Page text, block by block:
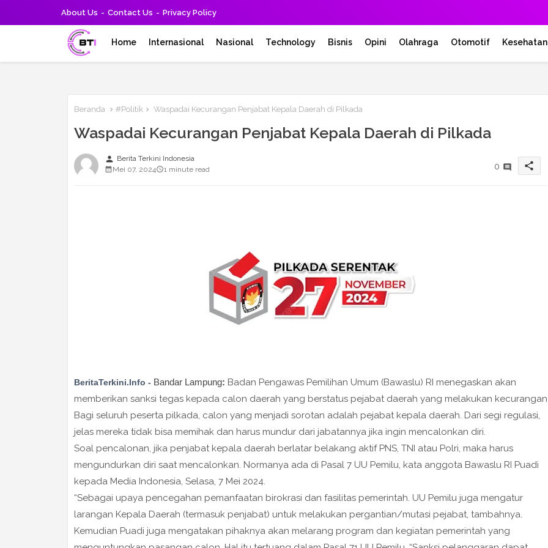
About Us Contact Us Privacy Policy
Home Internasional Nasional Technology Bisnis Opini Olahraga Otomotif Kesehatan
Beranda #Politik Waspadai Kecurangan Penjabat Kepala Daerah di Pilkada
Waspadai Kecurangan Penjabat Kepala Daerah di Pilkada
person Berita Terkini Indonesia
Mei 07, 2024
1 minute read 0 share
BeritaTerkini.Info - Bandar Lampung: Badan Pengawas Pemilihan Umum (Bawaslu) RI menegaskan akan
memberikan sanksi tegas kepada calon daerah yang berstatus pejabat daerah yang melakukan
Bagi seluruh peserta pilkada, calon yang menjadi sorotan adalah pejabat kepala daerah. Dari segi regulasi,
jelas mereka tidak bisa memihak dan harus mundur dari jabatannya jika ingin mencalonkan diri.
Soal pencalonan, jika penjabat kepala daerah berlatar belakang aktif PNS, TNI atau Polri, maka harus
mengundurkan diri saat mencalonkan. Normanya ada di Pasal 7 UU Pemilu, kata anggota Bawaslu RI Puadi
kepada Media Indonesia, Selasa, 7 Mei 2024.
“Sebagai upaya pencegahan pemanfaatan birokrasi dan fasilitas pemerintah. UU Pemilu juga mengatur
larangan Kepala Daerah (termasuk penjabat) untuk melakukan pergantian/mutasi pejabat, tambahnya.
Kemudian Puadi juga mengatakan pihaknya akan melarang program dan kegiatan pemerintah yang